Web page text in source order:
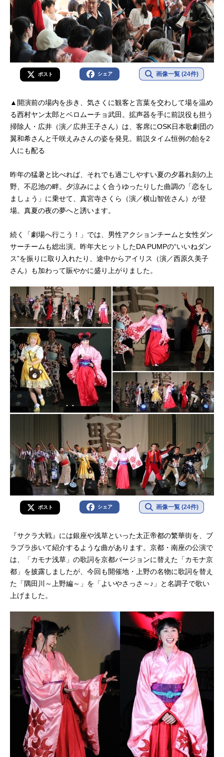
ポスト シェア 画像一覧 (24件)
▲開演前の場内を歩き、気さくに観客と言葉を交わして場を温め
る西村ヤン太郎とベロムーチョ武田。拡声器を手に前説役も担う
掃除人・広井（演／広井王子さん）は、客席にOSK日本歌劇団の
翼和希さんと千咲えみさんの姿を発見。前説タイム恒例の飴を2
人にも配る
昨年の猛暑と比べれば、それでも過ごしやすい夏の夕暮れ刻の上
野、不忍池の畔。夕涼みによく合うゆったりした曲調の「恋をし
ましょう」に乗せて、真宮寺さくら（演／横山智佐さん）が登
場。真夏の夜の夢へと誘います。
続く「劇場へ行こう！」では、男性アクションチームと女性ダン
サーチームも総出演。昨年大ヒットしたDA PUMPの“いいねダン
ス”を振りに取り入れたり、途中からアイリス（演／西原久美子
さん）も加わって賑やかに盛り上がりました。
ポスト シェア 画像一覧 (24件)
『サクラ大戦』には銀座や浅草といった太正帝都の繁華街を、ブ
ラブラ歩いて紹介するような曲があります。京都・南座の公演で
は、「カモナ浅草」の歌詞を京都バージョンに替えた「カモナ京
都」を披露しましたが、今回も開催地・上野の名物に歌詞を替え
た「隅田川～上野編～」を「よいやさっさ～♪」と名調子で歌い
上げました。